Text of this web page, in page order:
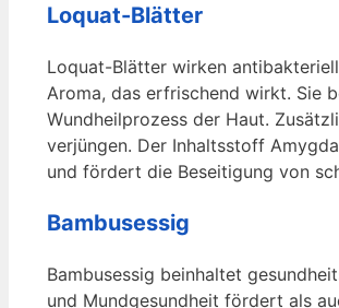
Loquat-Blätter
Loquat-Blätter wirken
Aroma, das erfrischend wirkt. Sie
Wundheilprozess der Haut.
verjüngen. Der Inhaltsstoff
und fördert die Beseitigung von
Bambusessig
Bambusessig beinhaltet
und Mundgesundheit fördert als